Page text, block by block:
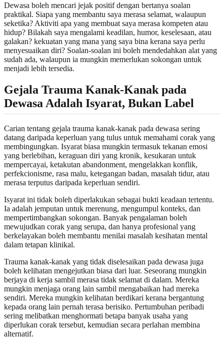
Dewasa boleh mencari jejak positif dengan bertanya soalan
praktikal. Siapa yang membantu saya merasa selamat, walaupun
seketika? Aktiviti apa yang membuat saya merasa kompeten atau
hidup? Bilakah saya mengalami keadilan, humor, keselesaan, atau
galakan? kekuatan yang mana yang saya bina kerana saya perlu
menyesuaikan diri? Soalan-soalan ini boleh mendedahkan alat yang
sudah ada, walaupun ia mungkin memerlukan sokongan untuk
menjadi lebih tersedia.
Gejala Trauma Kanak-Kanak pada
Dewasa Adalah Isyarat, Bukan Label
Carian tentang gejala trauma kanak-kanak pada dewasa sering
datang daripada keperluan yang tulus untuk memahami corak yang
membingungkan. Isyarat biasa mungkin termasuk tekanan emosi
yang berlebihan, keraguan diri yang kronik, kesukaran untuk
mempercayai, ketakutan abandonment, mengelakkan konflik,
perfekcionisme, rasa malu, ketegangan badan, masalah tidur, atau
merasa terputus daripada keperluan sendiri.
Isyarat ini tidak boleh diperlakukan sebagai bukti keadaan tertentu.
Ia adalah jemputan untuk merenung, mengumpul konteks, dan
mempertimbangkan sokongan. Banyak pengalaman boleh
mewujudkan corak yang serupa, dan hanya profesional yang
berkelayakan boleh membantu menilai masalah kesihatan mental
dalam tetapan klinikal.
Trauma kanak-kanak yang tidak diselesaikan pada dewasa juga
boleh kelihatan mengejutkan biasa dari luar. Seseorang mungkin
berjaya di kerja sambil merasa tidak selamat di dalam. Mereka
mungkin menjaga orang lain sambil mengabaikan had mereka
sendiri. Mereka mungkin kelihatan berdikari kerana bergantung
kepada orang lain pernah terasa berisiko. Pertumbuhan peribadi
sering melibatkan menghormati betapa banyak usaha yang
diperlukan corak tersebut, kemudian secara perlahan membina
alternatif.